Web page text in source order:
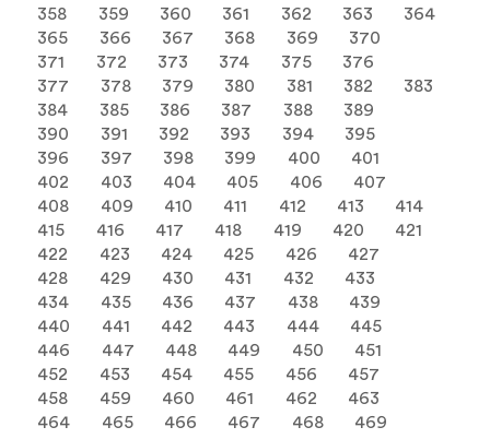
358
359 360 361 362 363
364
365
366 367 368 369
370
371
372 373 374 375
376
377
378 379 380 381 382
383
384
385 386 387 388
389
390
391 392 393 394
395
396
397 398 399 400
401
402
403 404 405 406
407
408
409 410 411 412 413
414
415
416 417 418 419 420
421
422
423 424 425 426
427
428
429 430 431 432
433
434
435 436 437 438
439
440
441 442 443 444
445
446
447 448 449 450
451
452
453 454 455 456
457
458
459 460 461 462
463
464
465 466 467 468
469